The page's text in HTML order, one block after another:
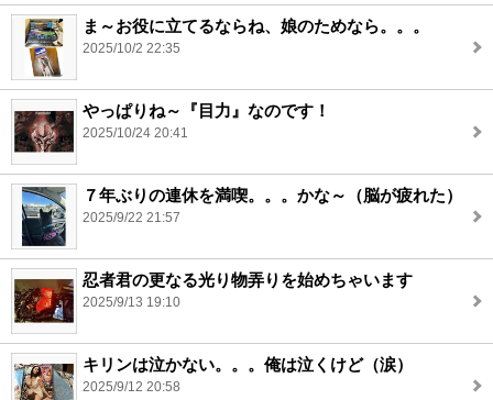
ま～お役に立てるならね、娘のためなら。。。
2025/10/2 22:35
やっぱりね～『目力』なのです！
2025/10/24 20:41
７年ぶりの連休を満喫。。。かな～（脳が疲れた）
2025/9/22 21:57
忍者君の更なる光り物弄りを始めちゃいます
2025/9/13 19:10
キリンは泣かない。。。俺は泣くけど（涙）
2025/9/12 20:58